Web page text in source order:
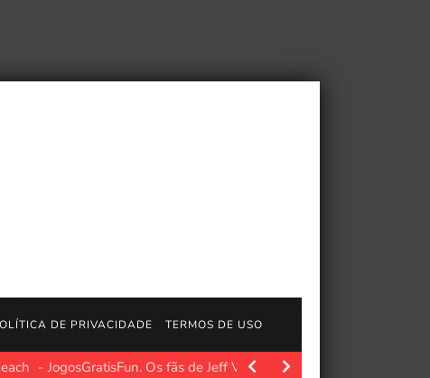
DE PRIVACIDADE TERMOS DE USO
JogosGratisFun. Os fãs de Jeff VanderMeer e de sua…